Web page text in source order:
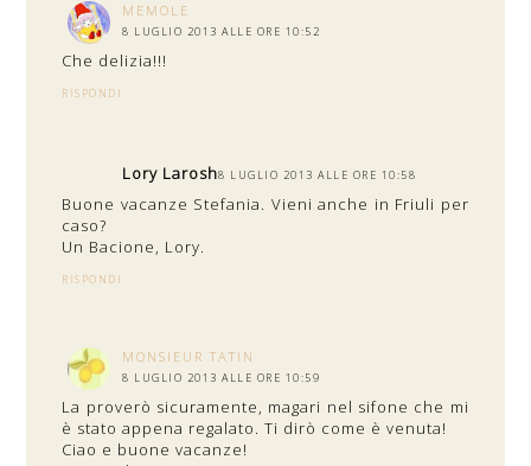
MEMOLE
8 LUGLIO 2013 ALLE ORE 10:52
Che delizia!!!
RISPONDI
Lory Larosh8 LUGLIO 2013 ALLE ORE 10:58
Buone vacanze Stefania. Vieni anche in Friuli per
caso?
Un Bacione, Lory.
RISPONDI
MONSIEUR TATIN
8 LUGLIO 2013 ALLE ORE 10:59
La proverò sicuramente, magari nel sifone che mi
è stato appena regalato. Ti dirò come è venuta!
Ciao e buone vacanze!